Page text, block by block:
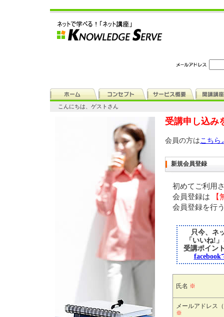
こんにちは、ゲストさん
受講申し込み
会員の方はこちら
新規会員登録
初めてご利用
会員登録は 【
会員登録を行
只今、ネ
「いいね!
受講ポイン
facebook
氏名 ※
メールアドレス
※